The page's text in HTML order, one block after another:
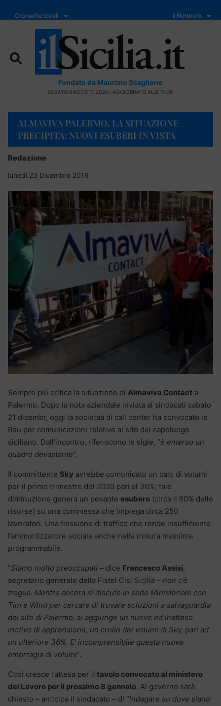
Cronache locali Il Network
Fondato da Maurizio Scaglione
SABATO 8 AGOSTO 2026 - AGGIORNATO ALLE 19:00
ALMAVIVA PALERMO, LA SITUAZIONE
PRECIPITA: NUOVI ESUBERI IN VISTA
Redazione
lunedì 23 Dicembre 2019
Sempre più critica la situazione di Almaviva Contact a
Palermo. Dopo la nota aziendale inviata ai sindacati sabato
21 dicembr, oggi la societaà di call center ha convocato le
Rsu per comunicazioni relative al sito del capoluogo
siciliano. Dall’incontro, riferiscono le sigle, “è emerso un
quadro devastante“.
Il committente Sky avrebbe comunicato un calo di volumi
per il primo trimestre del 2020 pari al 36%; tale
diminuzione genera un pesante esubero (circa il 60% delle
risorse) su una commessa che impiega circa 250
lavoratori. Una flessione di traffico che rende insufficiente
l’ammortizzatore sociale anche nella misura massima
programmabile.
“Siamo molto preoccupati – dice Francesco Assisi,
segretario generale della Fistel Cisl Sicilia – non c’è
tregua. Mentre ancora si discute in sede Ministeriale con
Tim e Wind per cercare di trovare soluzioni a salvaguardia
del sito di Palermo, si aggiunge un nuovo ed inatteso
motivo di apprensione, un crollo dei volumi di Sky, pari ad
un ulteriore 36%. E’ incomprensibile questa nuova
emorragia di volumi“.
Così cresce l’attesa per il tavolo convocato al ministero
del Lavoro per il prossimo 8 gennaio. Al governo sarà
chiesto – anticipa il sindacato – di “indagare su dove siano